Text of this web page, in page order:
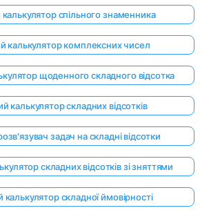
спільного знаменника
калькулятор комплексних чисел
щоденного складного відсотка
калькулятор складних відсотків
задач на складні відсотки
складних відсотків зі зняттями
складної ймовірності